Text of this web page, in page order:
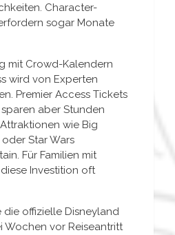
Character-
sogar Monate
mit Crowd-Kalendern
wird von Experten
Premier Access Tickets
aber Stunden
wie Big
Star Wars
Für Familien mit
Investition oft
die offizielle Disneyland
Wochen vor Reiseantritt